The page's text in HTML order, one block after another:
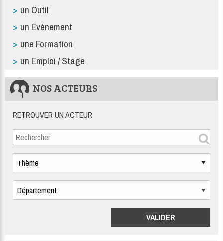
un Outil
un Événement
une Formation
un Emploi / Stage
NOS ACTEURS
RETROUVER UN ACTEUR